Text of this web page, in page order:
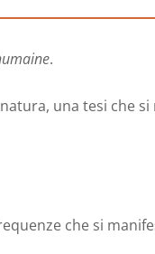
.
una tesi che
che si